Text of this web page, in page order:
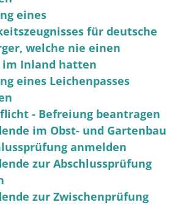
eines
für deutsche
welche nie einen
im Inland hatten
eines Leichenpasses
- Befreiung beantragen
im Obst- und Gartenbau
anmelden
zur Abschlussprüfung
zur Zwischenprüfung